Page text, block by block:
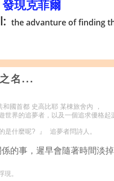
現克菲爾
the advanture of finding
名...
國首都 史高比耶 某棟旅舍內 ，
世界的追夢者，以及一個追求優格
是什麼呢? 』 追夢者問詩人。
係的事，遲早會隨著時間淡
現。